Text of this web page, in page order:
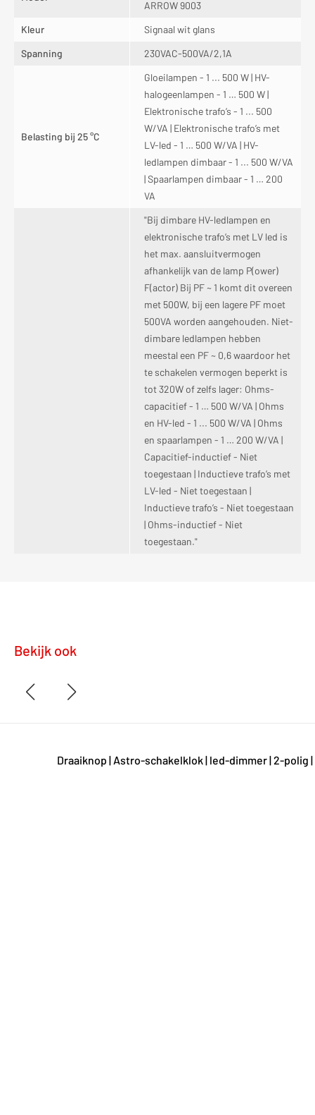
ARROW 9003
Kleur
Signaal wit glans
Spanning
230VAC-500VA/2,1A
Belasting bij 25 °C
Gloeilampen - 1 ... 500 W | HV-
halogeenlampen - 1 … 500 W |
Elektronische trafo’s - 1 ... 500
W/VA | Elektronische trafo’s met
LV-led - 1 … 500 W/VA | HV-
ledlampen dimbaar - 1 ... 500 W/VA
| Spaarlampen dimbaar - 1 … 200
VA
"Bij dimbare HV-ledlampen en
elektronische trafo’s met LV led is
het max. aansluitvermogen
afhankelijk van de lamp P(ower)
F(actor) Bij PF ~ 1 komt dit overeen
met 500W, bij een lagere PF moet
500VA worden aangehouden. Niet-
dimbare ledlampen hebben
meestal een PF ~ 0,6 waardoor het
te schakelen vermogen beperkt is
tot 320W of zelfs lager: Ohms-
capacitief - 1 … 500 W/VA | Ohms
en HV-led - 1 ... 500 W/VA | Ohms
en spaarlampen - 1 … 200 W/VA |
Capacitief-inductief - Niet
toegestaan | Inductieve trafo’s met
LV-led - Niet toegestaan |
Inductieve trafo’s - Niet toegestaan
| Ohms-inductief - Niet
toegestaan."
Bekijk ook
Draaiknop | Astro-schakelklok | led-dimmer | 2-polig |